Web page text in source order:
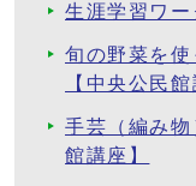
生涯学習ワ
旬の野菜を
【中央公民館
手芸（編み
館講座】